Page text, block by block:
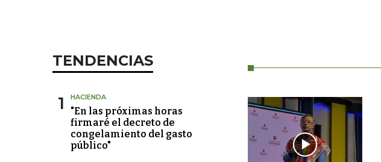
TENDENCIAS
1 HACIENDA
"En las próximas horas
firmaré el decreto de
congelamiento del gasto
público"